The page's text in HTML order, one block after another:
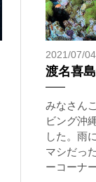
2021/07/
渡名喜
みなさん
ビング沖
した。雨
マシだっ
ーコーナ